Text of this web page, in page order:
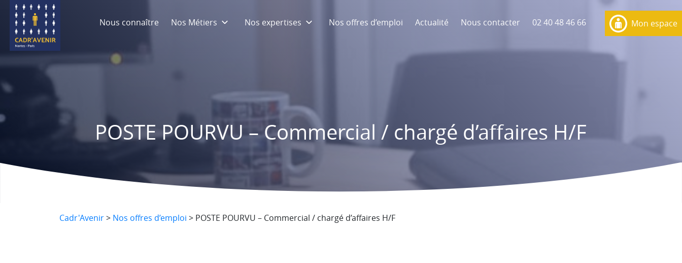
Nous connaître Nos Métiers Nos expertises Nos offres d’emploi Actualité Nous contacter 02 40 48 46 66
POSTE POURVU – Commercial / chargé d’affaires H/F
Mon espace
Cadr'Avenir> Nos offres d’emploi > POSTE POURVU – Commercial / chargé d’affaires H/F